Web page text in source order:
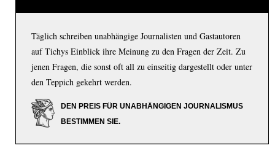
Täglich schreiben unabhängige Journalisten und Gastautoren
auf Tichys Einblick ihre Meinung zu den Fragen der Zeit. Zu
jenen Fragen, die sonst oft all zu einseitig dargestellt oder unter
den Teppich gekehrt werden.
DEN PREIS FÜR UNABHÄNGIGEN JOURNALISMUS
BESTIMMEN SIE.